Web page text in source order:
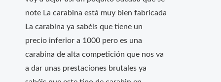
note La carabina está muy bien fabricada
La carabina ya sabéis que tiene un
precio inferior a 1000 pero es una
carabina de alta competición que nos va
a dar unas prestaciones brutales ya